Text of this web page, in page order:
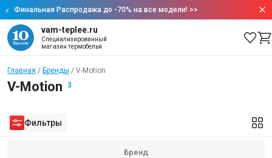
Финальная Распродажа до -70% на все модели! >>
vam-teplee.ru
Специализированный
магазин термобелья
Главная Бренды V-Motion
V-Motion 3
Фильтры
Бренд